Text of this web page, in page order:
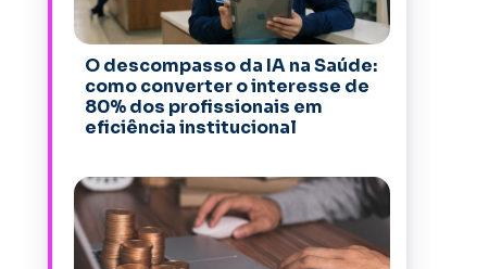
O descompasso da IA na Saúde:
como converter o interesse de
80% dos profissionais em
eficiência institucional